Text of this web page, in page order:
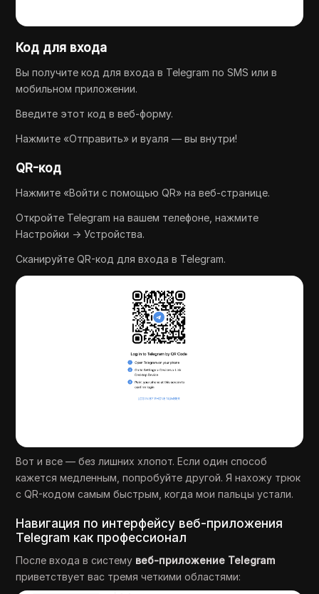
Код для входа
Вы получите код для входа в Telegram по SMS или в
мобильном приложении.
Введите этот код в веб-форму.
Нажмите «Отправить» и вуаля — вы внутри!
QR-код
Нажмите «Войти с помощью QR» на веб-странице.
Откройте Telegram на вашем телефоне, нажмите
Настройки → Устройства.
Сканируйте QR-код для входа в Telegram.
Вот и все — без лишних хлопот. Если один способ
кажется медленным, попробуйте другой. Я нахожу трюк
с QR-кодом самым быстрым, когда мои пальцы устали.
Навигация по интерфейсу веб-приложения
Telegram как профессионал
После входа в систему веб-приложение Telegram
приветствует вас тремя четкими областями: